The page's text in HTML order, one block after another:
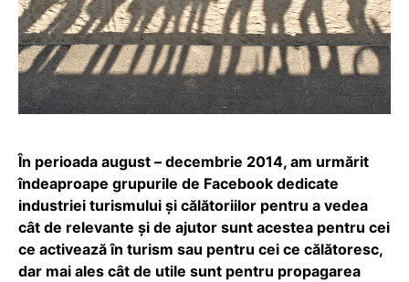
În perioada august – decembrie 2014, am urmărit
îndeaproape grupurile de Facebook dedicate
industriei turismului și călătoriilor pentru a vedea
cât de relevante și de ajutor sunt acestea pentru cei
ce activează în turism sau pentru cei ce călătoresc,
dar mai ales cât de utile sunt pentru propagarea